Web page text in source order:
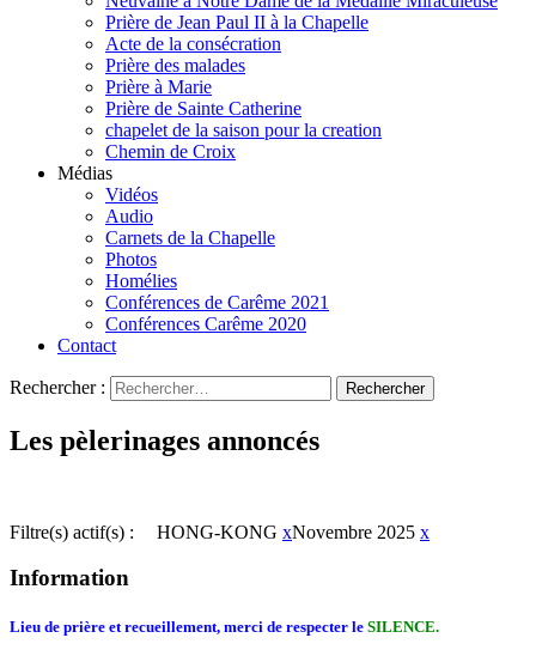
Prière de Jean Paul II à la Chapelle
Acte de la consécration
Prière des malades
Prière à Marie
Prière de Sainte Catherine
chapelet de la saison pour la creation
Chemin de Croix
Médias
Vidéos
Audio
Carnets de la Chapelle
Photos
Homélies
Conférences de Carême 2021
Conférences Carême 2020
Contact
Rechercher :
Les pèlerinages annoncés
Filtre(s) actif(s) : HONG-KONG xNovembre 2025 x
Information
Lieu de prière et recueillement, merci de respecter le SILENCE.